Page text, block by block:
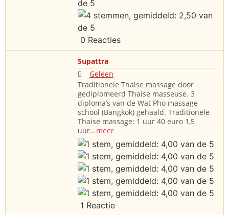
0 Reacties
Supattra
Geleen
Traditionele Thaise massage door
gediplomeerd Thaise masseuse. 3
diploma’s van de Wat Pho massage
school (Bangkok) gehaald. Traditionele
Thaise massage: 1 uur 40 euro 1,5
uur...meer
1 Reactie